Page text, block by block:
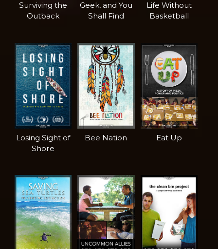
Surviving the
Outback
Geek, and You
Shall Find
Life Without
Basketball
Losing Sight of
Shore
Bee Nation Eat Up